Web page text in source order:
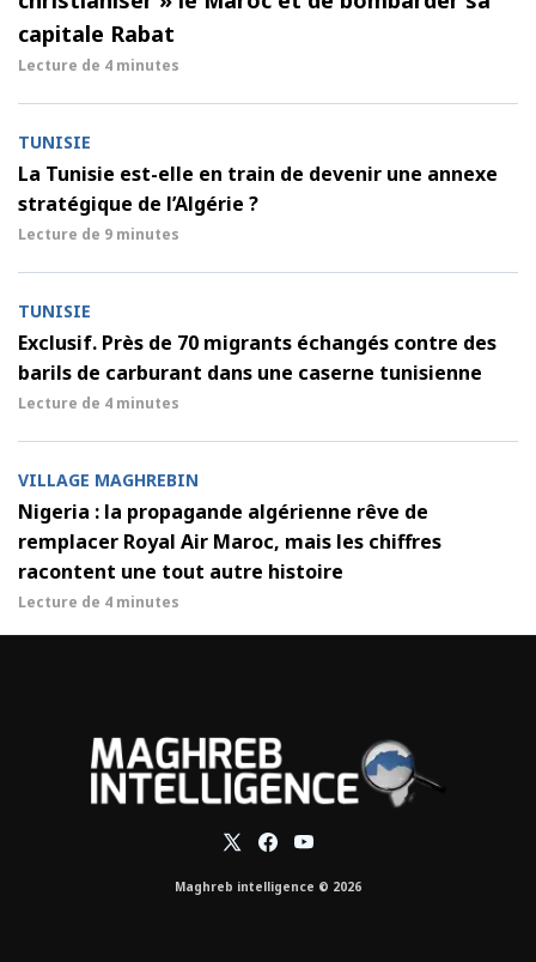
capitale Rabat
Lecture de 4 minutes
TUNISIE
La Tunisie est-elle en train de devenir une annexe
stratégique de l’Algérie ?
Lecture de 9 minutes
TUNISIE
Exclusif. Près de 70 migrants échangés contre des
barils de carburant dans une caserne tunisienne
Lecture de 4 minutes
VILLAGE MAGHREBIN
Nigeria : la propagande algérienne rêve de
remplacer Royal Air Maroc, mais les chiffres
racontent une tout autre histoire
Lecture de 4 minutes
Maghreb intelligence © 2026